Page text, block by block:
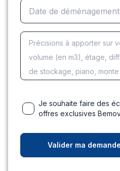
Je souhaite faire des
offres exclusives